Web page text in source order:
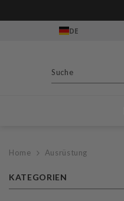
DE
Home Ausrüstung
KATEGORIEN